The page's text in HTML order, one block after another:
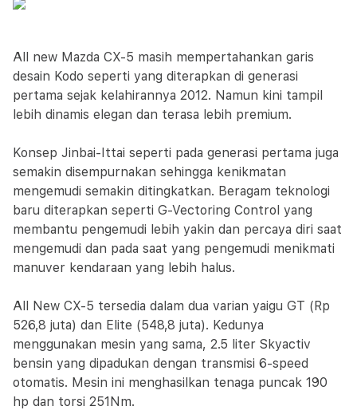
All new Mazda CX-5 masih mempertahankan garis
desain Kodo seperti yang diterapkan di generasi
pertama sejak kelahirannya 2012. Namun kini tampil
lebih dinamis elegan dan terasa lebih premium.
Konsep Jinbai-Ittai seperti pada generasi pertama juga
semakin disempurnakan sehingga kenikmatan
mengemudi semakin ditingkatkan. Beragam teknologi
baru diterapkan seperti G-Vectoring Control yang
membantu pengemudi lebih yakin dan percaya diri saat
mengemudi dan pada saat yang pengemudi menikmati
manuver kendaraan yang lebih halus.
All New CX-5 tersedia dalam dua varian yaigu GT (Rp
526,8 juta) dan Elite (548,8 juta). Kedunya
menggunakan mesin yang sama, 2.5 liter Skyactiv
bensin yang dipadukan dengan transmisi 6-speed
otomatis. Mesin ini menghasilkan tenaga puncak 190
hp dan torsi 251Nm.